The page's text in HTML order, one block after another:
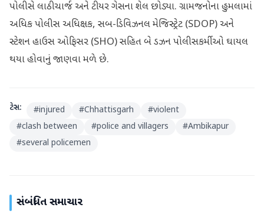
પોલીસે લાઠીચાર્જ અને ટીયર ગેસના શેલ છોડ્યા. ગ્રામજનોના હુમલામાં
અધિક પોલીસ અધિક્ષક, સબ-ડિવિઝનલ મેજિસ્ટ્રેટ (SDOP) અને
સ્ટેશન હાઉસ ઓફિસર (SHO) સહિત બે ડઝન પોલીસકર્મીઓ ઘાયલ
થયા હોવાનું જાણવા મળે છે.
ટેગ્સ: #injured #Chhattisgarh #violent
#clash between #police and villagers #Ambikapur
#several policemen
સંબંધિત સમાચાર